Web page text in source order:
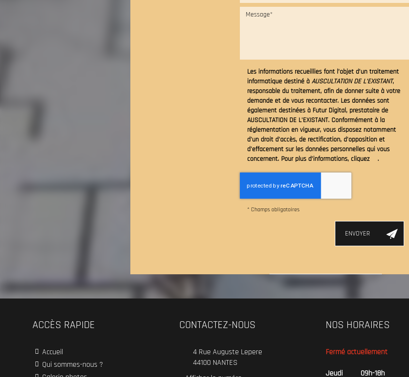
Les informations recueillies font l’objet d’un traitement
informatique destiné àAUSCULTATION DE L'EXISTANT,
responsable du traitement, afin de donner suite à votre
demande et de vous recontacter. Les données sont
également destinées à Futur Digital, prestataire de
AUSCULTATION DE L'EXISTANT. Conformément à la
réglementation en vigueur, vous disposez notamment
d'un droit d'accès, de rectification, d'opposition et
d'effacement sur les données personnelles qui vous
concernent. Pour plus d’informations, cliquez
.
* Champs obligatoires
ACCÈS RAPIDE
Accueil
Qui sommes-nous ?
CONTACTEZ-NOUS
4 Rue Auguste Lepere
44100 NANTES
NOS HORAIRES
Fermé actuellement
Jeudi 09h-18h